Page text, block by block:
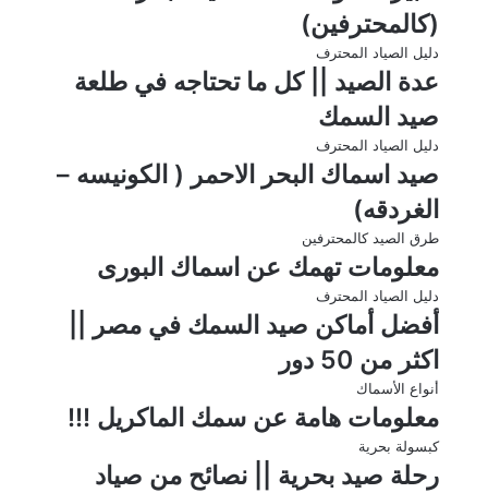
(كالمحترفين)
دليل الصياد المحترف
عدة الصيد || كل ما تحتاجه في طلعة
صيد السمك
دليل الصياد المحترف
صيد اسماك البحر الاحمر ( الكونيسه –
الغردقه)
طرق الصيد كالمحترفين
معلومات تهمك عن اسماك البورى
دليل الصياد المحترف
أفضل أماكن صيد السمك في مصر ||
اكثر من 50 دور
أنواع الأسماك
معلومات هامة عن سمك الماكريل !!!
كبسولة بحرية
رحلة صيد بحرية || نصائح من صياد